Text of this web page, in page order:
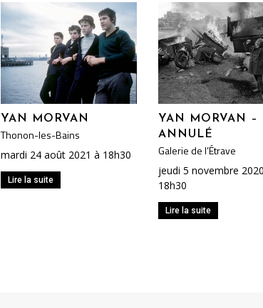
YAN MORVAN
Thonon-les-Bains
mardi 24 août 2021 à 18h30
Lire la suite
YAN MORVAN –
ANNULÉ
Galerie de l’Étrave
jeudi 5 novembre
18h30
Lire la suite